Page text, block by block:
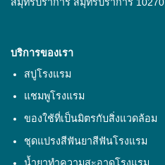
บริการของเรา
สบู่โรงแรม
แชมพูโรงแรม
ของใช้ที่เป็นมิตรกับสิ่งแวดล้อม
ชุดแปรงสีฟันยาสีฟันโรงแรม